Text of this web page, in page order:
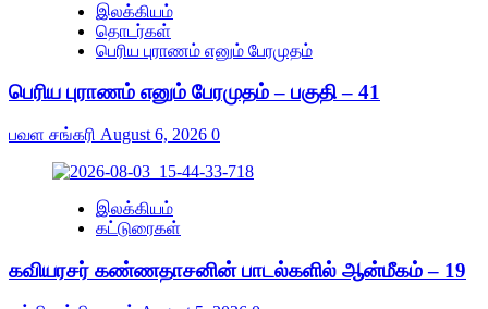
இலக்கியம்
தொடர்கள்
பெரிய புராணம் எனும் பேரமுதம்
பெரிய புராணம் எனும் பேரமுதம் – பகுதி – 41
பவள சங்கரி August 6, 2026 0
இலக்கியம்
கட்டுரைகள்
கவியரசர் கண்ணதாசனின் பாடல்களில் ஆன்மீகம் – 19